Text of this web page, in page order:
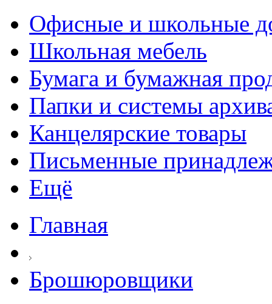
Офисные и школьные
Школьная мебель
Бумага и бумажная
Папки и системы
Канцелярские товары
Письменные
Ещё
Главная
Брошюровщики